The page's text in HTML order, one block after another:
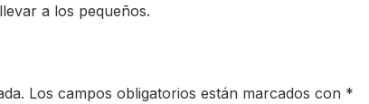
a los pequeños.
Los campos obligatorios están marcados con *